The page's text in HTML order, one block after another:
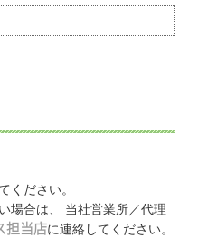
ください。
場合は、 当社営業所／代理
担当店に連絡してください。